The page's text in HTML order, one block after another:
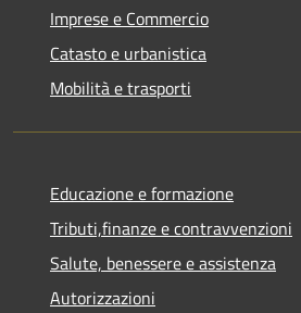
Imprese e Commercio
Catasto e urbanistica
Mobilità e trasporti
Educazione e formazione
Tributi,finanze e contravvenzioni
Salute, benessere e assistenza
Autorizzazioni